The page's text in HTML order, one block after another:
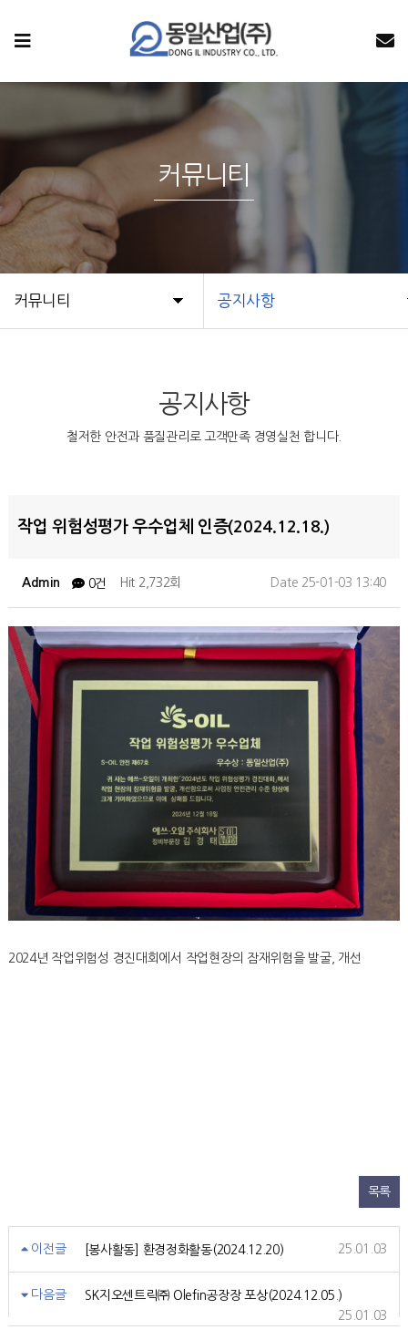
커뮤니티 공지사항
커뮤니티
공지사항
철저한 안전과 품질관리로 고객만족 경영실천 합니다.
작업 위험성평가 우수업체 인증(2024.12.18.)
Admin 0건 Hit 2,732회 Date 25-01-03 13:40
2024년 작업위험성 경진대회에서 작업현장의 잠재위험을 발굴, 개선
목록
이전글 [봉사활동] 환경정화활동(2024.12.20) 25.01.03
다음글
SK지오센트릭㈜ Olefin공장장 포상(2024.12.05.)
25.01.03